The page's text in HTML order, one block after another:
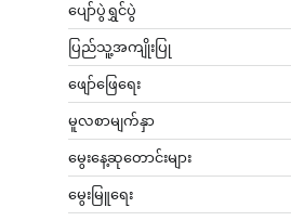
ပျော်ပွဲရွှင်ပွဲ
ပြည်သူ့အကျိုးပြု
ဖျော်ဖြေရေး
မူလစာမျက်နှာ
မွေးနေ့ဆုတောင်းများ
မွေးမြူရေး